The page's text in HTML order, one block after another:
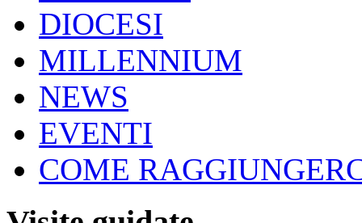
DIOCESI
MILLENNIUM
NEWS
EVENTI
COME